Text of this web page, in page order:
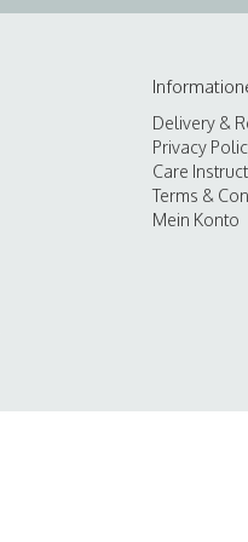
Delivery &
Privacy
Care
Terms &
Mein Konto